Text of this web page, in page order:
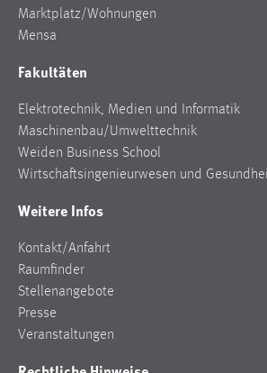
Marktplatz/Wohnungen
Mensa
Fakultäten
Elektrotechnik, Medien und Informatik
Maschinenbau/Umwelttechnik
Weiden Business School
Wirtschaftsingenieurwesen und
Weitere Infos
Kontakt/Anfahrt
Raumfinder
Stellenangebote
Presse
Veranstaltungen
Name:
chat-frame-style-5e9dbeb1811c0446
Zweck:
Wird benötigt um die Chatfunktion
MibewSessionID, mibew-chat-frame-
Jahre, MIBEW_UserID = 1 Jahr
Login
Name: